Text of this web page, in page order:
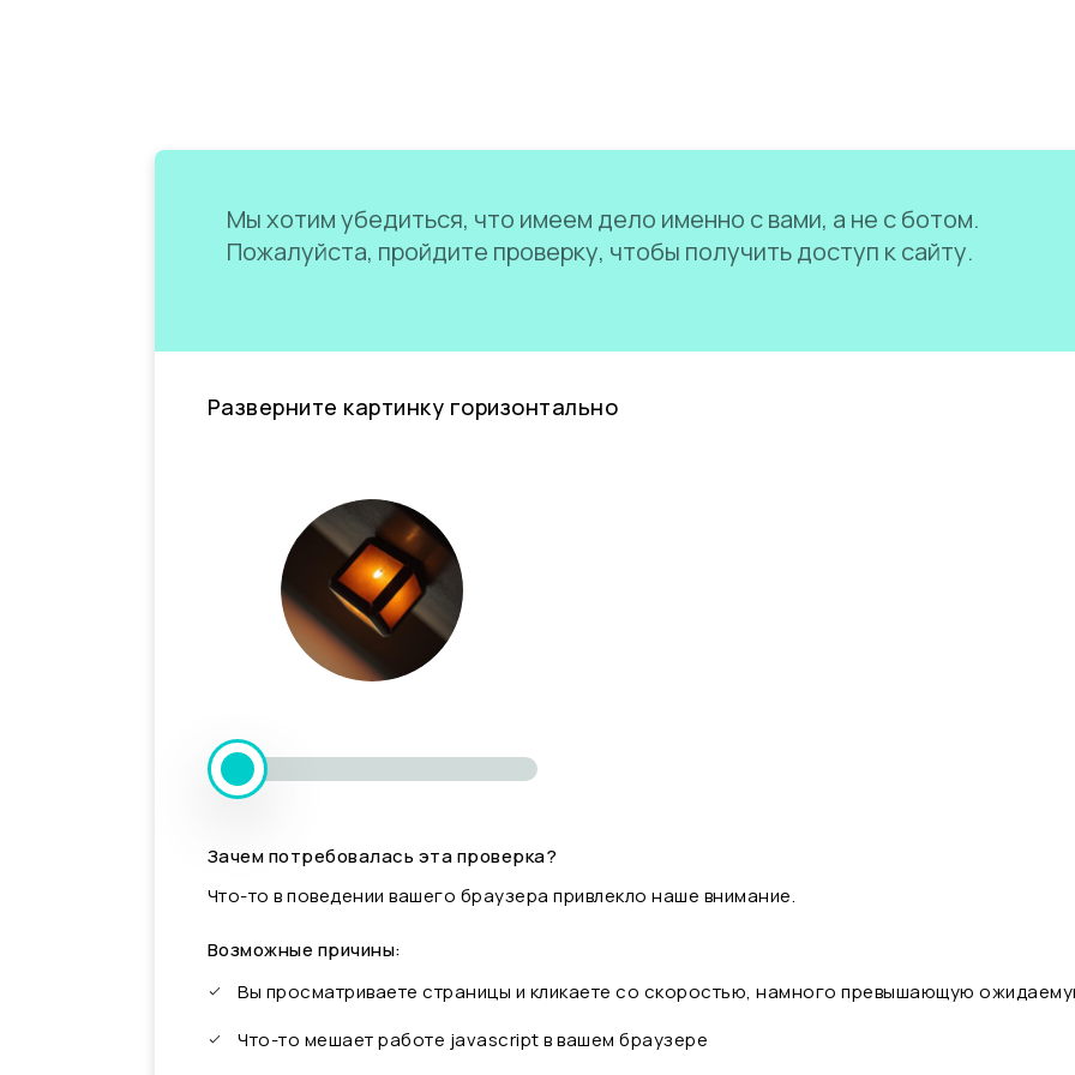
Мы хотим убедиться, что имеем дело именно с вами, а не с ботом.
Пожалуйста, пройдите проверку, чтобы получить доступ к сайту.
Разверните картинку горизонтально
Зачем потребовалась эта проверка?
Что-то в поведении вашего браузера привлекло наше внимание.
Возможные причины:
Вы просматриваете страницы и кликаете со скоростью, намного превышающую
Что-то мешает работе javascript в вашем браузере